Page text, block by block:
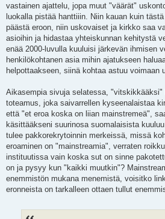
vastainen ajattelu, jopa muut "väärät"
luokalla pistää hanttiiin. Niin kauan kuin
päästä eroon, niin uskovaiset ja kirkko saa
asioihin ja hidastaa yhteiskunnan kehitystä
enää 2000-luvulla kuuluisi järkevän ihmisen
henkilökohtanen asia mihin ajatukseen
helpottaakseen, siinä kohtaa astuu voimaan
Aikasempia sivuja selatessa,
toteamus, joka saivarrellen kyseenalaistaa
että "et eroa koska on liian mainstremeä",
käsittääkseni suurinosa suomalaisista
tulee pakkorekrytoinnin merkeissä, missä
eroaminen on "mainstreamia", verraten
instituutissa vain koska sut on sinne
on ja pysyy kun "kaikki muutkin"?
enemmistön mukana menemistä, voisitko
eronneista on tarkalleen ottaen tullut